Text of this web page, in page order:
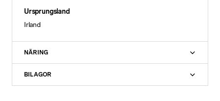
Ursprungsland
Irland
NÄRING
BILAGOR